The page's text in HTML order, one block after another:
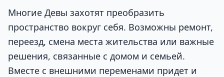
Многие Девы захотят преобразить
пространство вокруг себя. Возможны ремонт,
переезд, смена места жительства или важные
решения, связанные с домом и семьей.
Вместе с внешними переменами придет и